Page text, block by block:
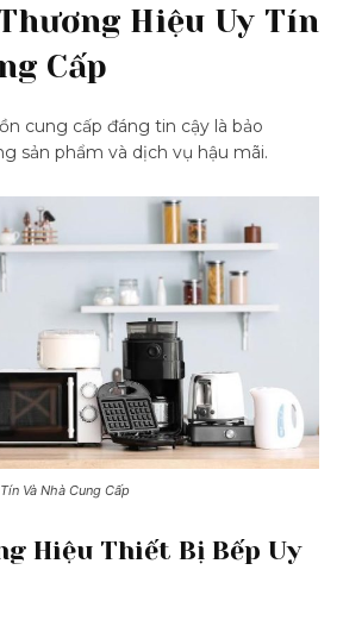
Hiệu Uy Tín
Cấp
cung cấp đáng tin cậy là bảo
sản phẩm và dịch vụ hậu mãi.
Và Nhà Cung Cấp
Hiệu Thiết Bị Bếp Uy